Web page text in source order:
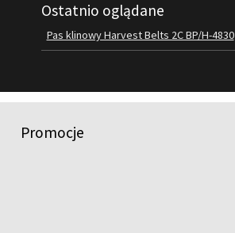
KONTAKT
Ostatnio oglądane
Pas klinowy Harvest Belts 2C BP/H-4830
Promocje